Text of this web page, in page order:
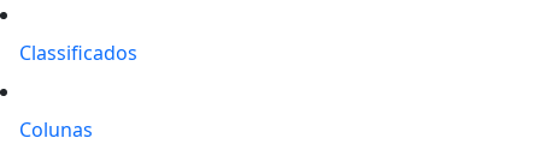
Classificados
Colunas